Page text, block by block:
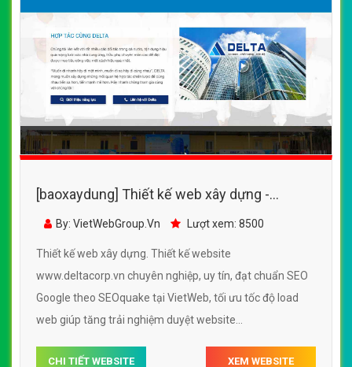
[baoxaydung] Thiết kế web xây dựng -
By: VietWebGroup.Vn Lượt xem: 8500
Thiết kế web xây dựng. Thiết kế website
www.deltacorp.vn chuyên nghiệp, uy tín, đạt chuẩn SEO
Google theo SEOquake tại VietWeb, tối ưu tốc độ load
web giúp tăng trải nghiệm duyệt website
CHI TIẾT WEBSITE XEM WEBSITE